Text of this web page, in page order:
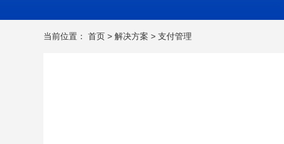
当前位置： 首页 > 解决方案 > 支付管理